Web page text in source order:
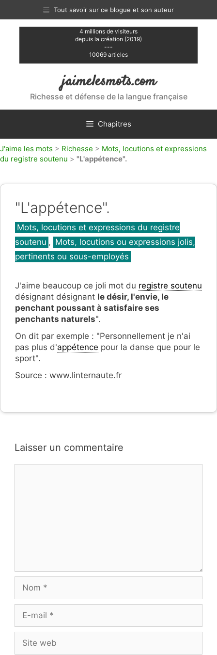
contenu
Tout savoir sur ce blogue et son auteur
4 millions de visiteurs
depuis la création (2019)
---
10069 articles
jaimelesmots.com
Richesse et défense de la langue française
Chapitres
J'aime les mots > Richesse > Mots, locutions et expressions
du registre soutenu > "L'appétence".
"L'appétence".
Catégories
Mots, locutions et expressions du registre
soutenu , Mots, locutions ou expressions jolis,
pertinents ou sous-employés
J'aime beaucoup ce joli mot du registre soutenu
désignant désignant le désir, l'envie, le
penchant poussant à satisfaire ses
penchants naturels".
On dit par exemple : "Personnellement je n'ai
pas plus d'appétence pour la danse que pour le
sport".
Source : www.linternaute.fr
Laisser un commentaire
mail
web